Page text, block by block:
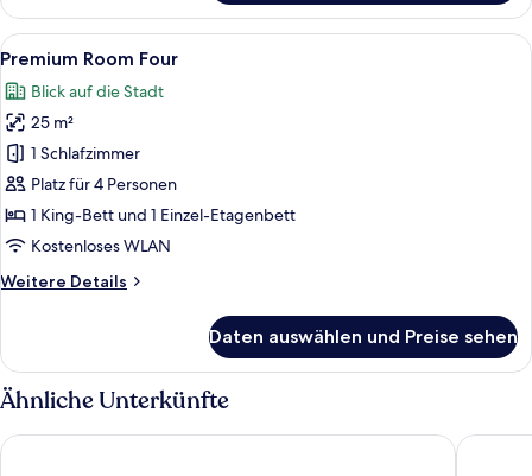
Room
Balcony
Alle
Fotos
für
Premium
Room
Four
anzeigen
Premium Room Four | Zimmersafe,
6
Premium Room Four
Blick auf die Stadt
25 m²
1 Schlafzimmer
Platz für 4 Personen
1 King-Bett und 1 Einzel-Etagenbett
Kostenloses WLAN
Weitere Details
Weitere
Room
Four
Daten auswählen und Preise sehen
Ähnliche Unterkünfte
Scandic Europa